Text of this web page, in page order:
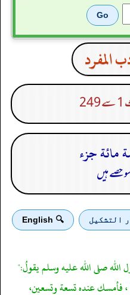
المفرد
ہیں
التشكيل 🔍 English
الله صلى الله عليه وسلم يقولُ:"
، فأمسك عنده تسعة وتسعين،